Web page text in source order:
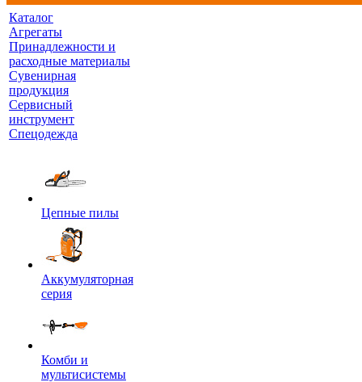
Каталог
Агрегаты
Принадлежности и
расходные материалы
Сувенирная
продукция
Сервисный
инструмент
Спецодежда
Цепные пилы
Аккумуляторная
серия
Комби и
мультисистемы